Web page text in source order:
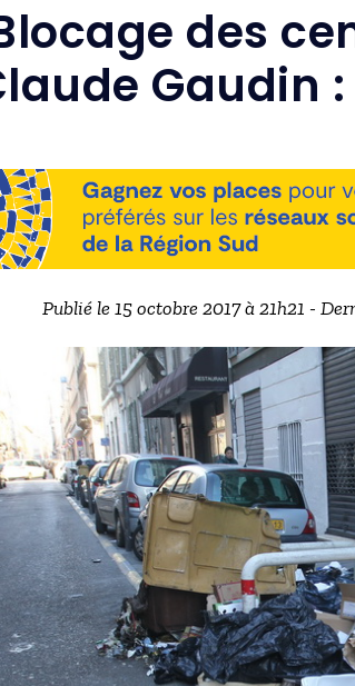
des
Gaudin
Publié le 15 octobre 2017 à 21h21 -